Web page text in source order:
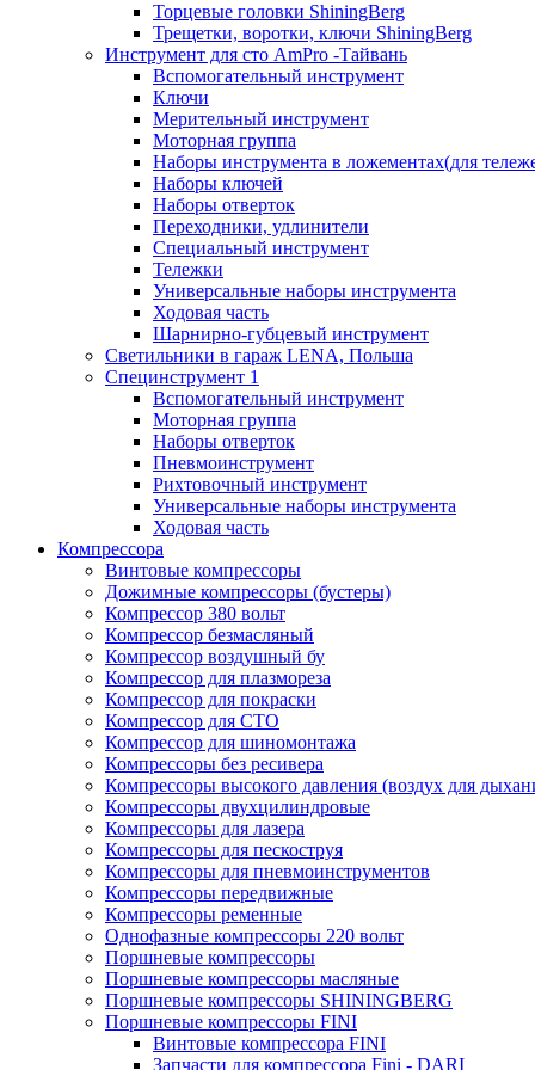
Торцевые головки ShiningBerg
Трещетки, воротки, ключи ShiningBerg
Инструмент для сто AmPro -Тайвань
Вспомогательный инструмент
Ключи
Мерительный инструмент
Моторная группа
Наборы инструмента в ложементах(для
Наборы ключей
Наборы отверток
Переходники, удлинители
Специальный инструмент
Тележки
Универсальные наборы инструмента
Ходовая часть
Шарнирно-губцевый инструмент
Светильники в гараж LENA, Польша
Специнструмент 1
Вспомогательный инструмент
Моторная группа
Наборы отверток
Пневмоинструмент
Рихтовочный инструмент
Универсальные наборы инструмента
Ходовая часть
Компрессора
Винтовые компрессоры
Дожимные компрессоры (бустеры)
Компрессор 380 вольт
Компрессор безмасляный
Компрессор воздушный бу
Компрессор для плазмореза
Компрессор для покраски
Компрессор для СТО
Компрессор для шиномонтажа
Компрессоры без ресивера
Компрессоры высокого давления (воздух для
Компрессоры двухцилиндровые
Компрессоры для лазера
Компрессоры для пескоструя
Компрессоры для пневмоинструментов
Компрессоры передвижные
Компрессоры ременные
Однофазные компрессоры 220 вольт
Поршневые компрессоры
Поршневые компрессоры масляные
Поршневые компрессоры SHININGBERG
Поршневые компрессоры FINI
Винтовые компрессора FINI
Запчасти для компрессора Fini - DARI